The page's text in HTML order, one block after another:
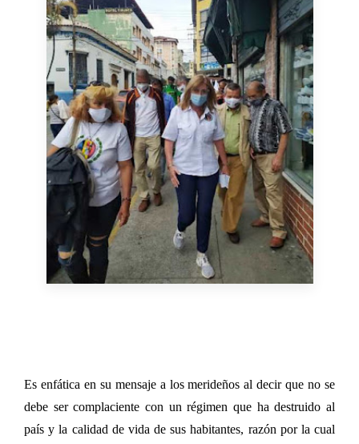
Es enfática en su mensaje a los merideños al decir que no se
debe ser complaciente con un régimen que ha destruido al
país y la calidad de vida de sus habitantes, razón por la cual